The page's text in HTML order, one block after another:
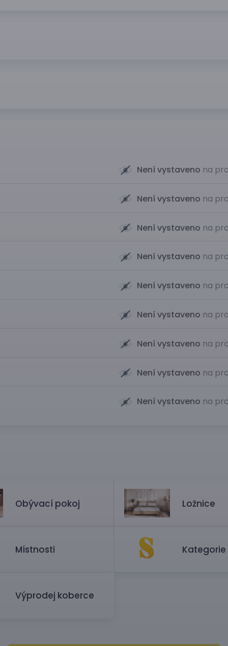
Není vystaveno na
Není vystaveno na
Není vystaveno na
Není vystaveno na
Není vystaveno na
Není vystaveno na
Není vystaveno na
Není vystaveno na
Není vystaveno na
Obývací pokoj Ložnice
Místnosti Kategorie
Výprodej koberce